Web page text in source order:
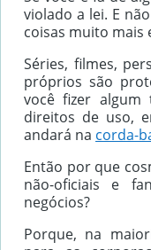
violado a lei. E
coisas muito mais
Séries, filmes,
próprios são
você fizer algum
direitos de uso,
andará na corda-
Então por que
não-oficiais e
negócios?
Porque, na